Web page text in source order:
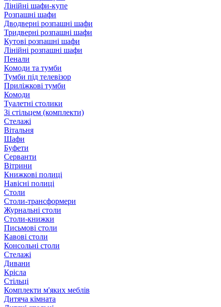
Лінійні шафи-купе
Розпашні шафи
Дводверні розпашні шафи
Тридверні розпашні шафи
Кутові розпашні шафи
Лінійні розпашні шафи
Пенали
Комоди та тумби
Тумби під телевізор
Приліжкові тумби
Комоди
Туалетні столики
Зі стільцем (комплекти)
Стелажі
Вітальня
Шафи
Буфети
Серванти
Вітрини
Книжкові полиці
Навісні полиці
Столи
Столи-трансформери
Журнальні столи
Столи-книжки
Письмові столи
Кавові столи
Консольні столи
Стелажі
Дивани
Крісла
Стільці
Комплекти м'яких меблів
Дитяча кімната